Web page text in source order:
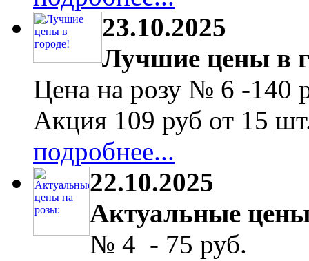
23.10.2025
Лучшие цены в
Цена на розу № 6 -140
Акция 109 руб от 15
подробнее...
22.10.2025
Актуальные
№ 4 - 75 руб.